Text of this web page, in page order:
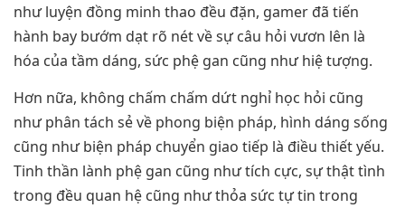
như luyện đồng minh thao đều đặn, gamer đã tiến
hành bay bướm dạt rõ nét về sự câu hỏi vươn lên là
hóa của tầm dáng, sức phệ gan cũng như hiệ tượng.
Hơn nữa, không chấm chấm dứt nghỉ học hỏi cũng
như phân tách sẻ về phong biện pháp, hình dáng sống
cũng như biện pháp chuyển giao tiếp là điều thiết yếu.
Tinh thần lành phệ gan cũng như tích cực, sự thật tình
trong đều quan hệ cũng như thỏa sức tự tin trong